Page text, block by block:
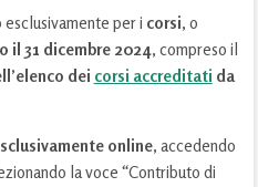
per i corsi, o
il 31 dicembre 2024, compreso il
dei corsi accreditati da
online, accedendo
la voce “Contributo di